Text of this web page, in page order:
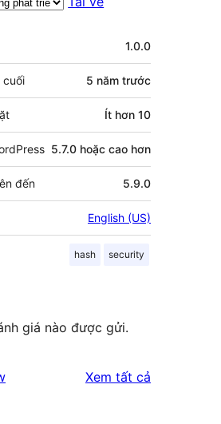
1.0.0
cuối 5 năm trước
Ít hơn 10
5.7.0 hoặc cao hơn
đến 5.9.0
English (US)
hash security
giá nào được gửi.
Xem tất cả